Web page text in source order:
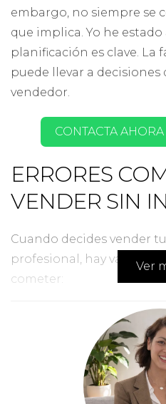
embargo, no siempre se
que implica. Yo he
planificación es clave. La
puede llevar a decisiones
vendedor.
CONTACTA
ERRORES
VENDER SIN
Cuando decides vender
profesional, hay varios
cometer:
Fijar un precio
No preparar
para las visitas.
No tener un plan de
Caso de Estudio 1: La
Ver